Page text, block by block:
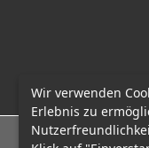
Wir verwenden
Erlebnis zu